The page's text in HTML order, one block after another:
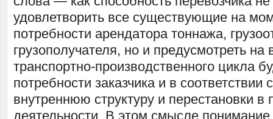
удовлетворить все существующие на
потребности арендатора тоннажа,
грузополучателя, но и предусмотреть на
транспортно-производственного цикла
потребности заказчика и в соответствии
внутреннюю структуру и перестановки в
деятельности. В этом смысле понимание